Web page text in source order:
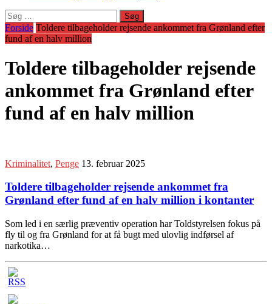
Søg
efter:
Forside Toldere tilbageholder rejsende ankommet fra Grønland efter
fund af en halv million
Toldere tilbageholder rejsende
ankommet fra Grønland efter
fund af en halv million
Kriminalitet, Penge 13. februar 2025
Toldere tilbageholder rejsende ankommet fra
Grønland efter fund af en halv million i kontanter
Som led i en særlig præventiv operation har Toldstyrelsen fokus på
fly til og fra Grønland for at få bugt med ulovlig indførsel af
narkotika…